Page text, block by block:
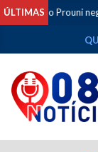
ÚLTIMAS
do Prouni negada